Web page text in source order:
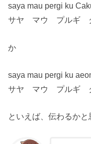
saya mau pergi ku
サヤ マウ プルギ
か
saya mau pergi ku
サヤ マウ プルギ
といえば、伝わるかと